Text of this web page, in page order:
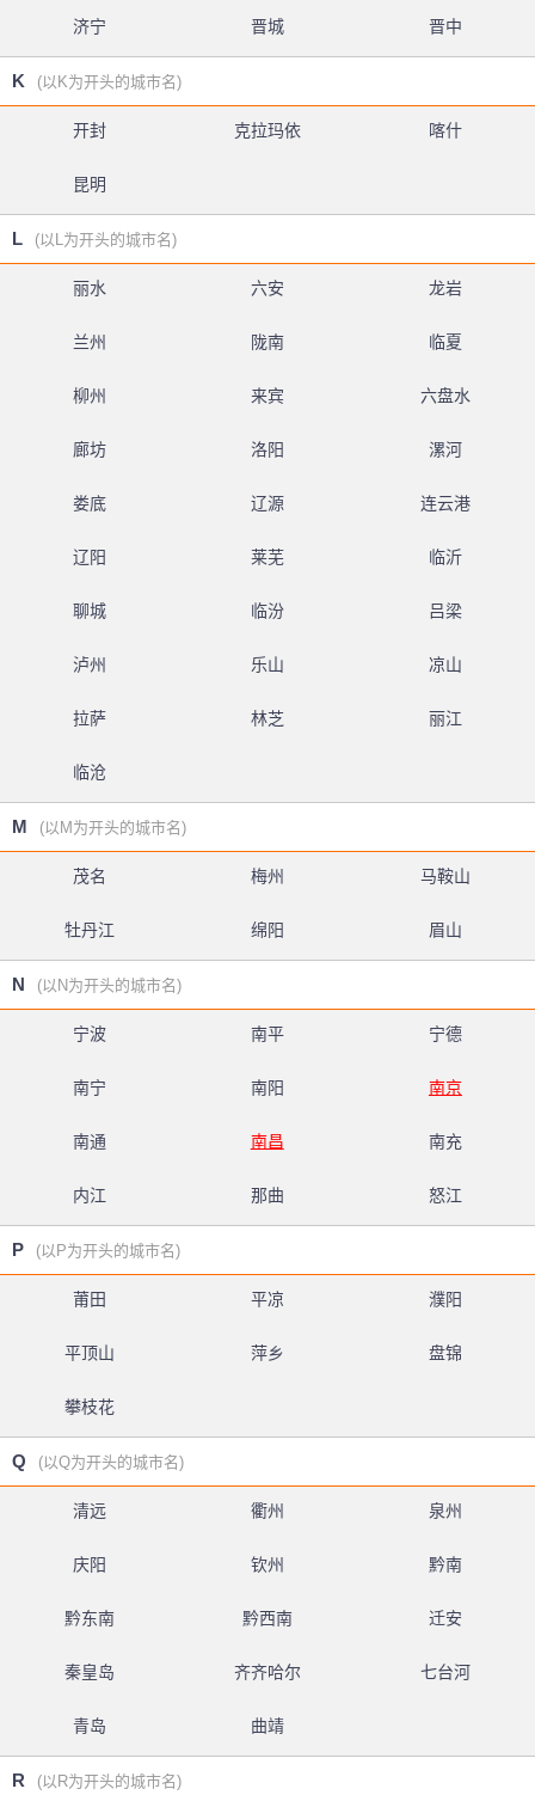
济宁 晋城 晋中
K (以K为开头的城市名)
开封 克拉玛依 喀什
昆明
L (以L为开头的城市名)
丽水 六安 龙岩
兰州 陇南 临夏
柳州 来宾 六盘水
廊坊 洛阳 漯河
娄底 辽源 连云港
辽阳 莱芜 临沂
聊城 临汾 吕梁
泸州 乐山 凉山
拉萨 林芝 丽江
临沧
M (以M为开头的城市名)
茂名 梅州 马鞍山
牡丹江 绵阳 眉山
N (以N为开头的城市名)
宁波 南平 宁德
南宁 南阳 南京
南通 南昌 南充
内江 那曲 怒江
P (以P为开头的城市名)
莆田 平凉 濮阳
平顶山 萍乡 盘锦
攀枝花
Q (以Q为开头的城市名)
清远 衢州 泉州
庆阳 钦州 黔南
黔东南 黔西南 迁安
秦皇岛 齐齐哈尔 七台河
青岛 曲靖
R (以R为开头的城市名)